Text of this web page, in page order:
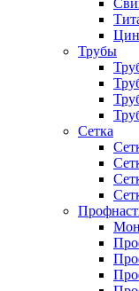
Трубы
Сетка